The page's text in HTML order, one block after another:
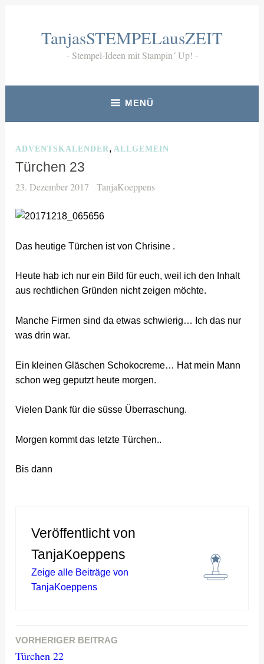
TanjasSTEMPELausZEIT
Stempel-Ideen mit Stampin´ Up!
MENÜ
ADVENTSKALENDER , ALLGEMEIN
Türchen 23
23. Dezember 2017 TanjaKoeppens
Das heutige Türchen ist von Chrisine .
Heute hab ich nur ein Bild für euch, weil ich den Inhalt
aus rechtlichen Gründen nicht zeigen möchte.
Manche Firmen sind da etwas schwierig… Ich das nur
was drin war.
Ein kleinen Gläschen Schokocreme… Hat mein Mann
schon weg geputzt heute morgen.
Vielen Dank für die süsse Überraschung.
Morgen kommt das letzte Türchen..
Bis dann
Veröffentlicht von
TanjaKoeppens
Zeige alle Beiträge von
TanjaKoeppens
Beitragsnavigation
VORHERIGER BEITRAG
Türchen 22